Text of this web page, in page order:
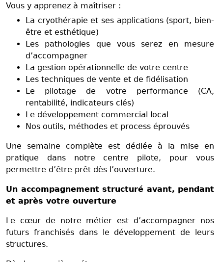
Vous y apprenez à maîtriser :
La cryothérapie et ses applications (sport, bien-
être et esthétique)
Les pathologies que vous serez en mesure
d’accompagner
La gestion opérationnelle de votre centre
Les techniques de vente et de fidélisation
Le pilotage de votre performance (CA,
rentabilité, indicateurs clés)
Le développement commercial local
Nos outils, méthodes et process éprouvés
Une semaine complète est dédiée à la mise en
pratique dans notre centre pilote, pour vous
permettre d’être prêt dès l’ouverture.
Un accompagnement structuré avant, pendant
et après votre ouverture
Le cœur de notre métier est d’accompagner nos
futurs franchisés dans le développement de leurs
structures.